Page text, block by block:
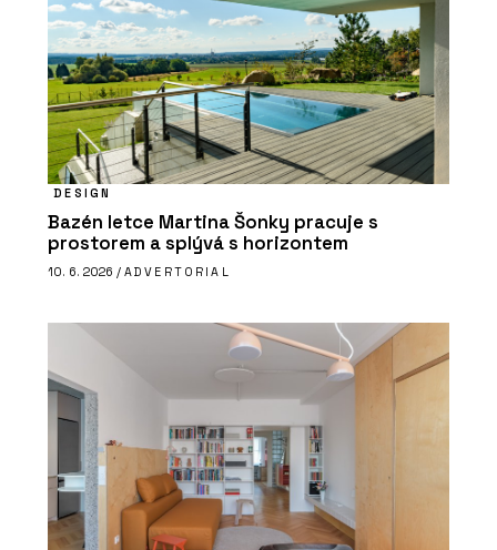
DESIGN
Bazén letce Martina Šonky pracuje s
prostorem a splývá s horizontem
10. 6. 2026 / ADVERTORIAL